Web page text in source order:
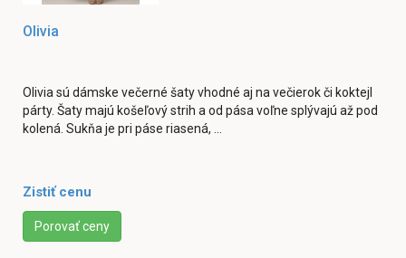
Olivia
Olivia sú dámske večerné šaty vhodné aj na večierok či koktejl
párty. Šaty majú košeľový strih a od pása voľne splývajú až pod
kolená. Sukňa je pri páse riasená, ...
Zistiť cenu
Porovať ceny